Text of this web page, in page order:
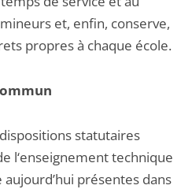
et, enfin, conserve,
propres à chaque école.
statutaires
l‘enseignement technique
présentes dans